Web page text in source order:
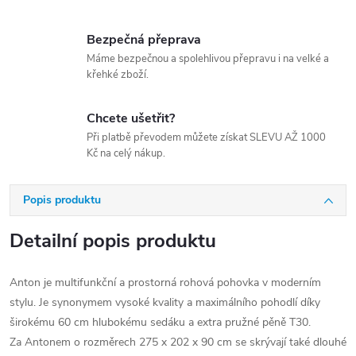
Bezpečná přeprava
Máme bezpečnou a spolehlivou přepravu i na velké a
křehké zboží.
Chcete ušetřit?
Při platbě převodem můžete získat SLEVU AŽ 1000
Kč na celý nákup.
Popis produktu
Detailní popis produktu
Anton je multifunkční a prostorná rohová pohovka v moderním
stylu. Je synonymem vysoké kvality a maximálního pohodlí díky
širokému 60 cm hlubokému sedáku a extra pružné pěně T30.
Za Antonem o rozměrech 275 x 202 x 90 cm se skrývají také dlouhé